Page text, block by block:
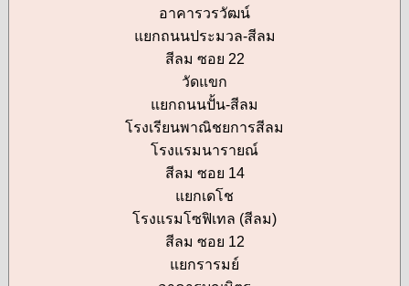
อาคารวรวัฒน์
แยกถนนประมวล-สีลม
สีลม ซอย 22
วัดแขก
แยกถนนปั้น-สีลม
โรงเรียนพาณิชยการสีลม
โรงแรมนารายณ์
สีลม ซอย 14
แยกเดโช
โรงแรมโซฟิเทล (สีลม)
สีลม ซอย 12
แยกรารมย์